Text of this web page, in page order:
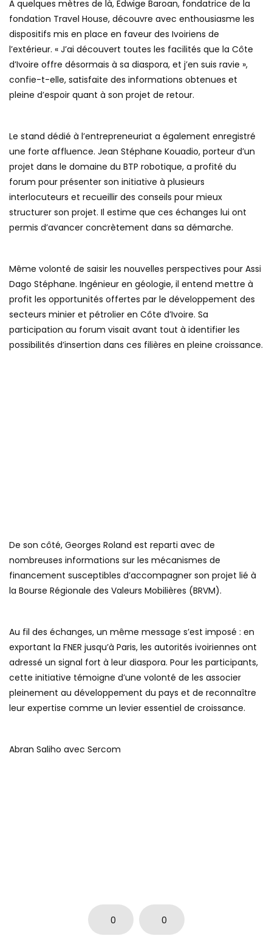
À quelques mètres de là, Edwige Baroan, fondatrice de la
fondation Travel House, découvre avec enthousiasme les
dispositifs mis en place en faveur des Ivoiriens de
l’extérieur. « J’ai découvert toutes les facilités que la Côte
d’Ivoire offre désormais à sa diaspora, et j’en suis ravie »,
confie-t-elle, satisfaite des informations obtenues et
pleine d’espoir quant à son projet de retour.
Le stand dédié à l’entrepreneuriat a également enregistré
une forte affluence. Jean Stéphane Kouadio, porteur d’un
projet dans le domaine du BTP robotique, a profité du
forum pour présenter son initiative à plusieurs
interlocuteurs et recueillir des conseils pour mieux
structurer son projet. Il estime que ces échanges lui ont
permis d’avancer concrètement dans sa démarche.
Même volonté de saisir les nouvelles perspectives pour Assi
Dago Stéphane. Ingénieur en géologie, il entend mettre à
profit les opportunités offertes par le développement des
secteurs minier et pétrolier en Côte d’Ivoire. Sa
participation au forum visait avant tout à identifier les
possibilités d’insertion dans ces filières en pleine croissance.
De son côté, Georges Roland est reparti avec de
nombreuses informations sur les mécanismes de
financement susceptibles d’accompagner son projet lié à
la Bourse Régionale des Valeurs Mobilières (BRVM).
Au fil des échanges, un même message s’est imposé : en
exportant la FNER jusqu’à Paris, les autorités ivoiriennes ont
adressé un signal fort à leur diaspora. Pour les participants,
cette initiative témoigne d’une volonté de les associer
pleinement au développement du pays et de reconnaître
leur expertise comme un levier essentiel de croissance.
Abran Saliho avec Sercom
0 0